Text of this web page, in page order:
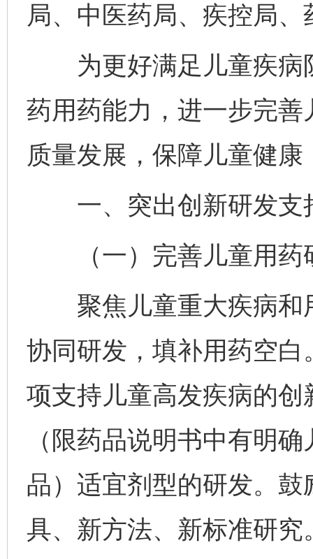
局、中医药局、疾控局、
为更好满足儿童疾病
药用药能力，进一步完
质量发展，保障儿童健
一、突出创新研发支
（一）完善儿童用药
聚焦儿童重大疾病和
协同研发，填补用药空
项支持儿童高发疾病的
（限药品说明书中有明
品）适宜剂型的研发。
具、新方法、新标准研